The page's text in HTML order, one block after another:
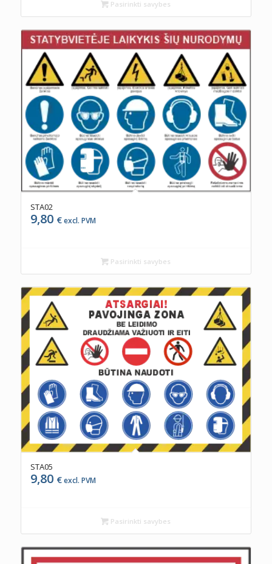
Pasirinkti savybes
STA02
9,80 €excl. PVM
Pasirinkti savybes
STA05
9,80 €excl. PVM
Pasirinkti savybes